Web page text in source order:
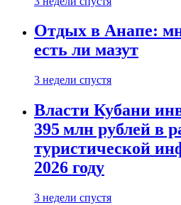
Отдых в Анапе:
есть ли мазут
3 недели спустя
Власти Кубани
395 млн рублей в
туристической
2026 году
3 недели спустя